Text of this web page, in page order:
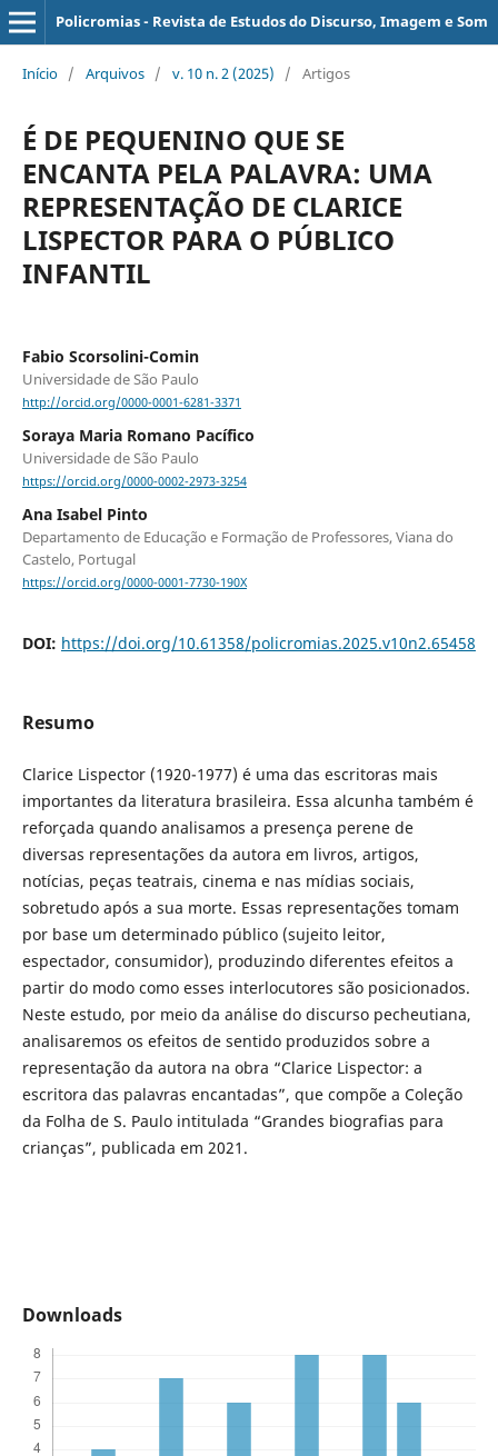
Policromias - Revista de Estudos do Discurso, Imagem e Som
Início / Arquivos / v. 10 n. 2 (2025) / Artigos
É DE PEQUENINO QUE SE
ENCANTA PELA PALAVRA: UMA
REPRESENTAÇÃO DE CLARICE
LISPECTOR PARA O PÚBLICO
INFANTIL
Fabio Scorsolini-Comin
Universidade de São Paulo
http://orcid.org/0000-0001-6281-3371
Soraya Maria Romano Pacífico
Universidade de São Paulo
https://orcid.org/0000-0002-2973-3254
Ana Isabel Pinto
Departamento de Educação e Formação de Professores, Viana do
Castelo, Portugal
https://orcid.org/0000-0001-7730-190X
DOI: https://doi.org/10.61358/policromias.2025.v10n2.65458
Resumo
Clarice Lispector (1920-1977) é uma das escritoras mais
importantes da literatura brasileira. Essa alcunha também é
reforçada quando analisamos a presença perene de
diversas representações da autora em livros, artigos,
notícias, peças teatrais, cinema e nas mídias sociais,
sobretudo após a sua morte. Essas representações tomam
por base um determinado público (sujeito leitor,
espectador, consumidor), produzindo diferentes efeitos a
partir do modo como esses interlocutores são posicionados.
Neste estudo, por meio da análise do discurso pecheutiana,
analisaremos os efeitos de sentido produzidos sobre a
representação da autora na obra “Clarice Lispector: a
escritora das palavras encantadas”, que compõe a Coleção
da Folha de S. Paulo intitulada “Grandes biografias para
crianças”, publicada em 2021.
Downloads